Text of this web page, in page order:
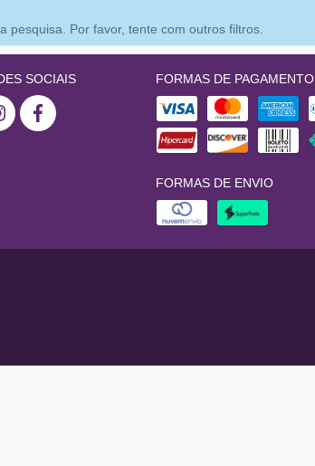
pesquisa. Por favor, tente com outros filtros.
SOCIAIS FORMAS DE PAGAMENTO
FORMAS DE ENVIO